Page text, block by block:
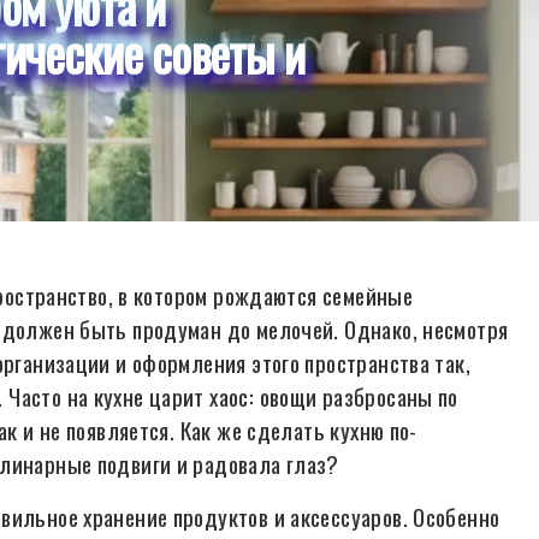
советы и
в котором рождаются семейные
быть продуман до мелочей. Однако, несмотря
и оформления этого пространства так,
на кухне царит хаос: овощи разбросаны по
и не появляется. Как же сделать кухню по-
подвиги и радовала глаз?
хранение продуктов и аксессуаров. Особенно